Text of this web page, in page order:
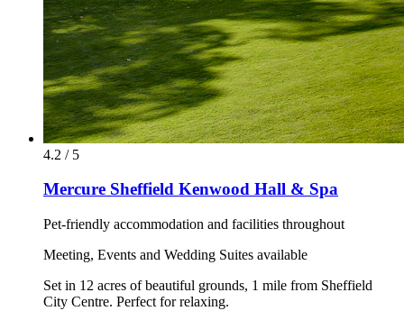
4.2 / 5
Mercure Sheffield Kenwood Hall & Spa
Pet-friendly accommodation and facilities throughout
Meeting, Events and Wedding Suites available
Set in 12 acres of beautiful grounds, 1 mile from Sheffield
City Centre. Perfect for relaxing.